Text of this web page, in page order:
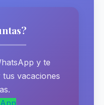
y te
vacaciones